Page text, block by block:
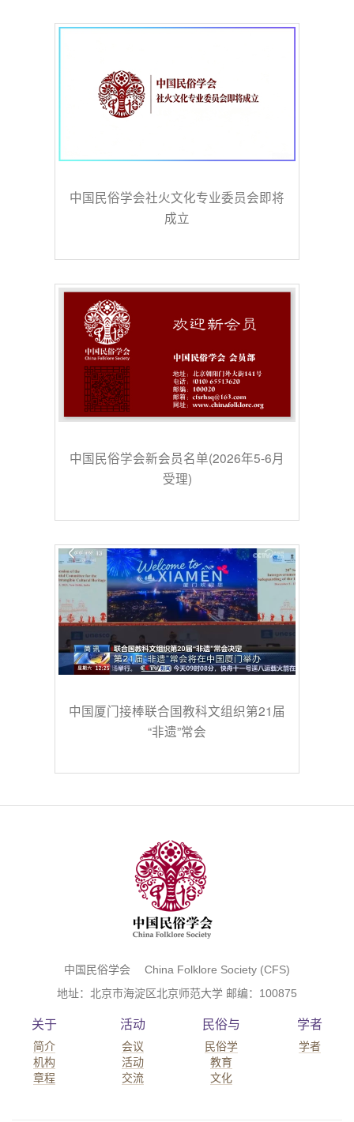
中国民俗学会社火文化专业委员会即将
成立
中国民俗学会新会员名单(2026年5-6月
受理)
中国厦门接棒联合国教科文组织第21届
“非遗”常会
中国民俗学会 China Folklore Society (CFS)
地址：北京市海淀区北京师范大学 邮编：100875
关于
简介
机构
章程
活动
会议
活动
交流
民俗与
民俗学
教育
文化
学者
学者